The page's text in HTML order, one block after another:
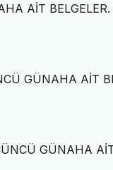
AİT BELGELER.
GÜNAHA AİT
GÜNAHA